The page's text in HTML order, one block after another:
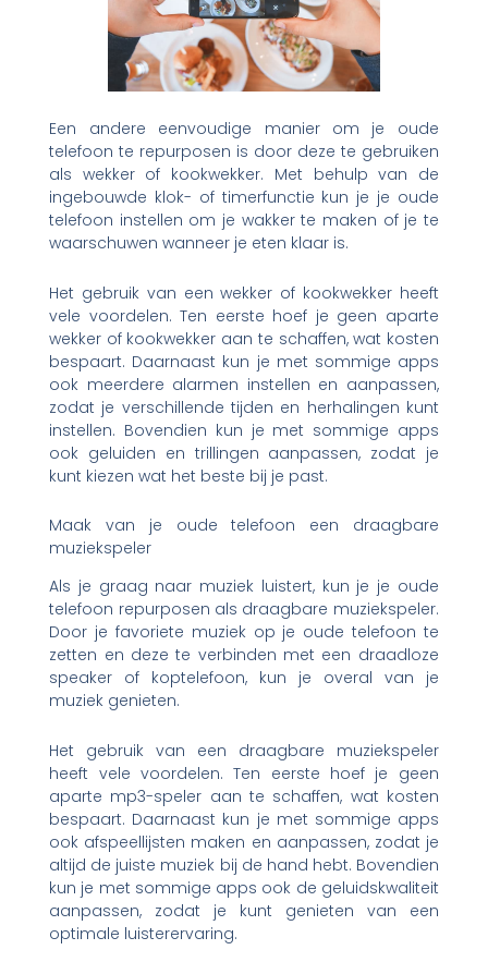
Een andere eenvoudige manier om je oude
telefoon te repurposen is door deze te gebruiken
als wekker of kookwekker. Met behulp van de
ingebouwde klok- of timerfunctie kun je je oude
telefoon instellen om je wakker te maken of je te
waarschuwen wanneer je eten klaar is.
Het gebruik van een wekker of kookwekker heeft
vele voordelen. Ten eerste hoef je geen aparte
wekker of kookwekker aan te schaffen, wat kosten
bespaart. Daarnaast kun je met sommige apps
ook meerdere alarmen instellen en aanpassen,
zodat je verschillende tijden en herhalingen kunt
instellen. Bovendien kun je met sommige apps
ook geluiden en trillingen aanpassen, zodat je
kunt kiezen wat het beste bij je past.
Maak van je oude telefoon een draagbare
muziekspeler
Als je graag naar muziek luistert, kun je je oude
telefoon repurposen als draagbare muziekspeler.
Door je favoriete muziek op je oude telefoon te
zetten en deze te verbinden met een draadloze
speaker of koptelefoon, kun je overal van je
muziek genieten.
Het gebruik van een draagbare muziekspeler
heeft vele voordelen. Ten eerste hoef je geen
aparte mp3-speler aan te schaffen, wat kosten
bespaart. Daarnaast kun je met sommige apps
ook afspeellijsten maken en aanpassen, zodat je
altijd de juiste muziek bij de hand hebt. Bovendien
kun je met sommige apps ook de geluidskwaliteit
aanpassen, zodat je kunt genieten van een
optimale luisterervaring.